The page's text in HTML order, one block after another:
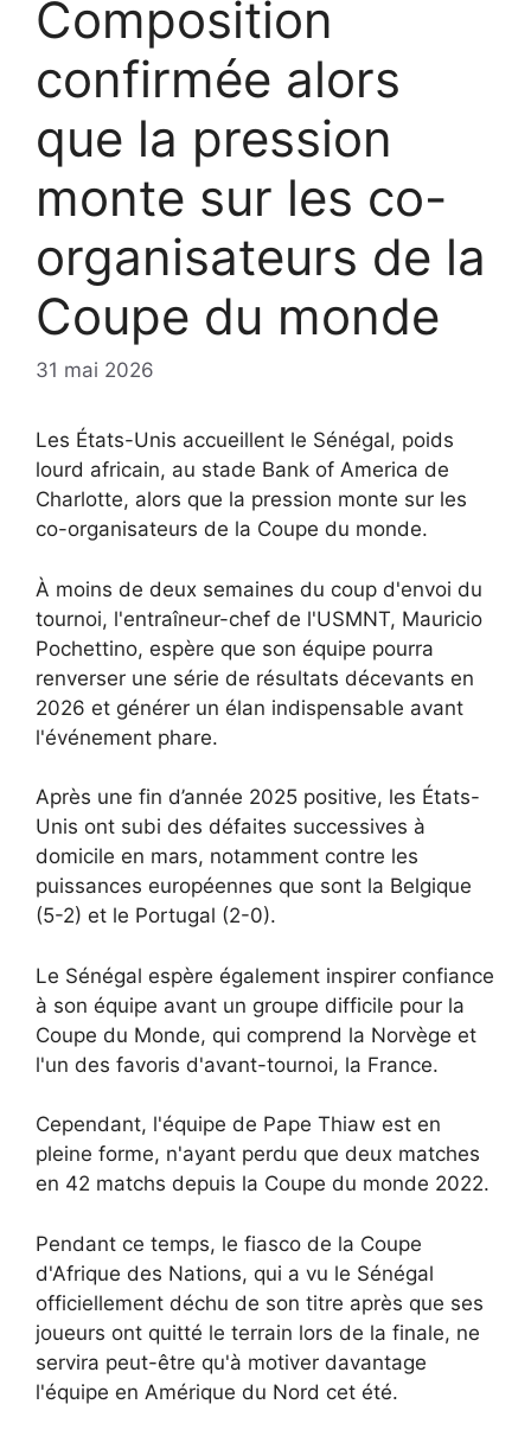
Composition
confirmée alors
que la pression
monte sur les co-
organisateurs de la
Coupe du monde
31 mai 2026
Les États-Unis accueillent le Sénégal, poids
lourd africain, au stade Bank of America de
Charlotte, alors que la pression monte sur les
co-organisateurs de la Coupe du monde.
À moins de deux semaines du coup d'envoi du
tournoi, l'entraîneur-chef de l'USMNT, Mauricio
Pochettino, espère que son équipe pourra
renverser une série de résultats décevants en
2026 et générer un élan indispensable avant
l'événement phare.
Après une fin d’année 2025 positive, les États-
Unis ont subi des défaites successives à
domicile en mars, notamment contre les
puissances européennes que sont la Belgique
(5-2) et le Portugal (2-0).
Le Sénégal espère également inspirer confiance
à son équipe avant un groupe difficile pour la
Coupe du Monde, qui comprend la Norvège et
l'un des favoris d'avant-tournoi, la France.
Cependant, l'équipe de Pape Thiaw est en
pleine forme, n'ayant perdu que deux matches
en 42 matchs depuis la Coupe du monde 2022.
Pendant ce temps, le fiasco de la Coupe
d'Afrique des Nations, qui a vu le Sénégal
officiellement déchu de son titre après que ses
joueurs ont quitté le terrain lors de la finale, ne
servira peut-être qu'à motiver davantage
l'équipe en Amérique du Nord cet été.